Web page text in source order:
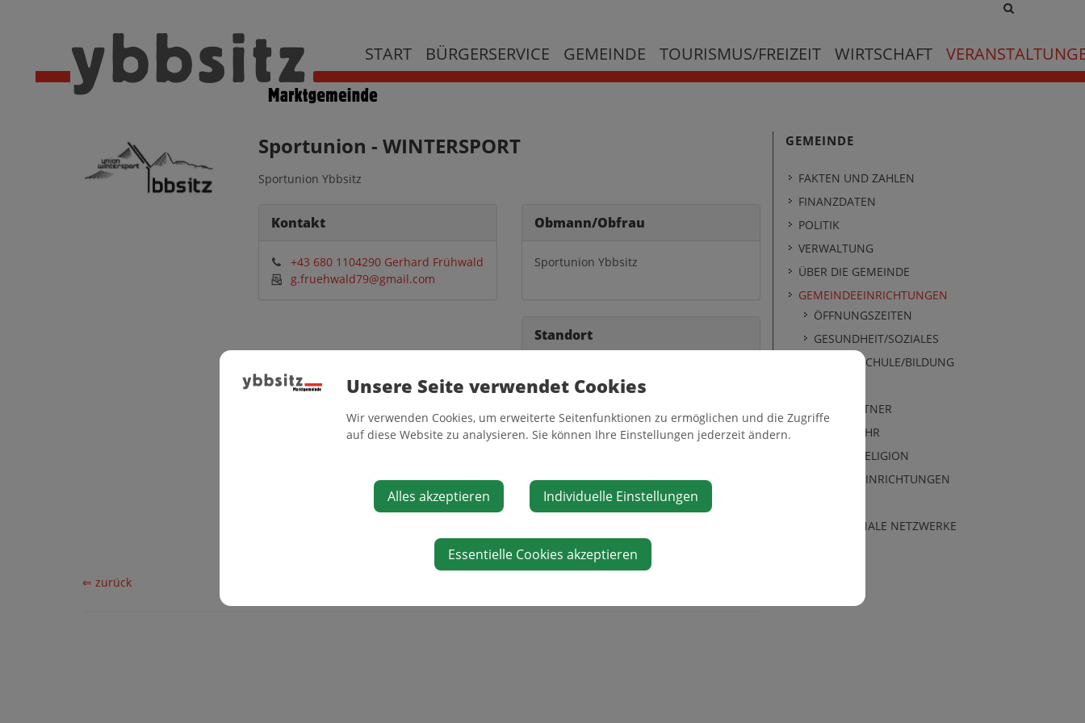
START BÜRGERSERVICE GEMEINDE TOURISMUS/FREIZEIT WIRTSCHAFT
Site
Sportunion - WINTERSPORT
Sportunion Ybbsitz
Kontakt
+43 680 1104290 Gerhard Frühwald
g.fruehwald79@gmail.com
Obmann/Obfrau
Sportunion Ybbsitz
Standort
3341 Ybbsitz
Auf Google Maps anzeigen
shareshareMail
⇐ zurück
GEMEINDE
FAKTEN UND ZAHLEN
FINANZDATEN
POLITIK
VERWALTUNG
ÜBER DIE GEMEINDE
GEMEINDEEINRICHTUNGEN
ÖFFNUNGSZEITEN
GESUNDHEIT/SOZIALES
KINDER/SCHULE/BILDUNG
POSTPARTNER
FEUERWEHR
KIRCHE/RELIGION
FREIZEITEINRICHTUNGEN
KOMMUNALE NETZWERKE
Unsere Seite verwendet Cookies
Wir verwenden Cookies, um erweiterte Seitenfunktionen zu ermöglichen und die Zugriffe
auf diese Website zu analysieren. Sie können Ihre Einstellungen jederzeit ändern.
Alles akzeptieren Individuelle Einstellungen
Essentielle Cookies akzeptieren